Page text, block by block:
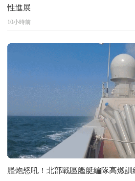
性進展
10小時前
艦炮怒吼！北部戰區艦艇編隊高燃訓